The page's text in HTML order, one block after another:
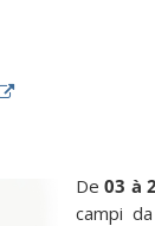
De03 à
campi